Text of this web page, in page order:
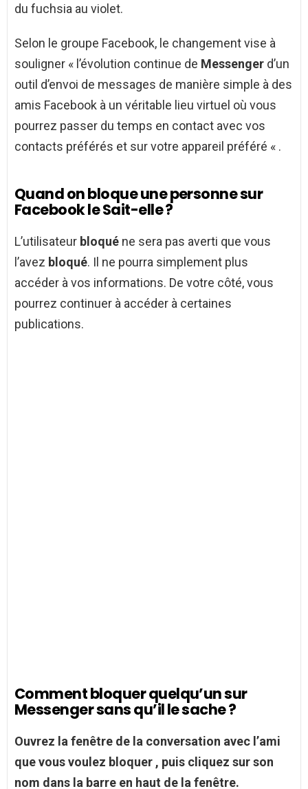
du fuchsia au violet.
Selon le groupe Facebook, le changement vise à
souligner « l’évolution continue de Messenger d’un
outil d’envoi de messages de manière simple à des
amis Facebook à un véritable lieu virtuel où vous
pourrez passer du temps en contact avec vos
contacts préférés et sur votre appareil préféré « .
Quand on bloque une personne sur
Facebook le Sait-elle ?
L’utilisateur bloqué ne sera pas averti que vous
l’avez bloqué. Il ne pourra simplement plus
accéder à vos informations. De votre côté, vous
pourrez continuer à accéder à certaines
publications.
Comment bloquer quelqu’un sur
Messenger sans qu’il le sache ?
Ouvrez la fenêtre de la conversation avec l’ami
que vous voulez bloquer , puis cliquez sur son
nom dans la barre en haut de la fenêtre.